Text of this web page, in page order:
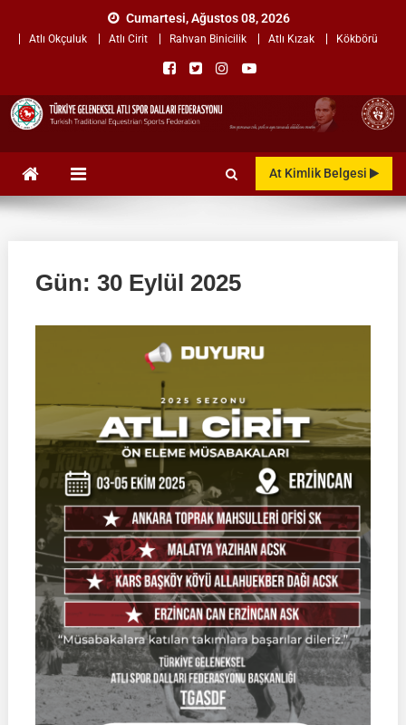
Cumartesi, Ağustos 08, 2026
Atlı Okçuluk Atlı Cirit Rahvan Binicilik Atlı Kızak Kökbörü
TÜRKİYE GELENEKSEL ATLI
SPOR DALLARIAt Kimlik Belgesi
Gün: 30 Eylül 2025